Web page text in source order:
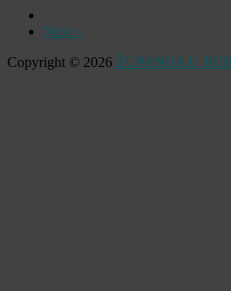
Next »
Copyright © 2026 ŽUPANIJA U